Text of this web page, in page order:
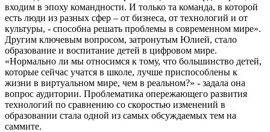
входим в эпоху командности. И только та команда, в которой
есть люди из разных сфер – от бизнеса, от технологий и от
культуры, - способна решать проблемы в современном мире».
Другим ключевым вопросом, затронутым Юлией, стало
образование и воспитание детей в цифровом мире.
«Нормально ли мы относимся к тому, что большинство детей,
которые сейчас учатся в школе, лучше приспособлены к
жизни в виртуальном мире, чем в реальном?» - задала она
вопрос аудитории. Проблематика опережающего развития
технологий по сравнению со скоростью изменений в
образовании стала одной из самых обсуждаемых тем на
саммите.